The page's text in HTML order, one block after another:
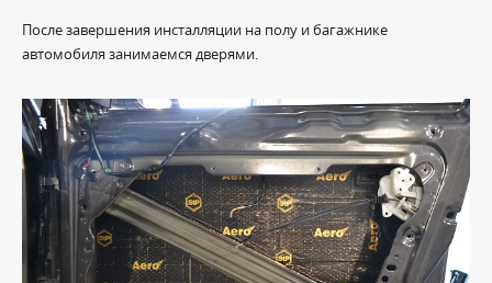
После завершения инсталляции на полу и багажнике
автомобиля занимаемся дверями.